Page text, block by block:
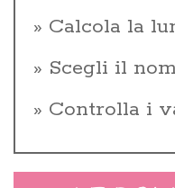
Calcola la
Scegli il
Controlla i